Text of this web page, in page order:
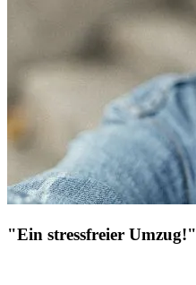
"Ein stressfreier Umzug!"